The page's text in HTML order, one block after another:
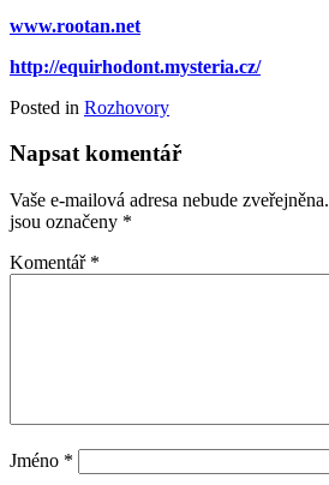
www.rootan.net
http://equirhodont.mysteria.cz/
Posted in Rozhovory
Napsat komentář
Vaše e-mailová adresa nebude zveřejněna.
jsou označeny *
Komentář *
Jméno *